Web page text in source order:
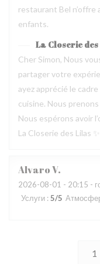
restaurant Bel
enfants.
La Closerie
Cher Simon, Nous
partager votre
ayez apprécié le
cuisine. Nous
Nous espérons avoir
La Closerie des Lilas ✨
AlvaroV
2026-08-01 - 20:15 -
Услуги : 5/5
1